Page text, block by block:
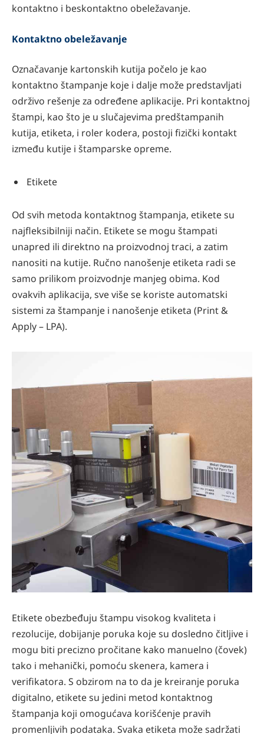
kontaktno i beskontaktno obeležavanje.
Kontaktno obeležavanje
Označavanje kartonskih kutija počelo je kao
kontaktno štampanje koje i dalje može predstavljati
održivo rešenje za određene aplikacije. Pri kontaktnoj
štampi, kao što je u slučajevima predštampanih
kutija, etiketa, i roler kodera, postoji fizički kontakt
između kutije i štamparske opreme.
Etikete
Od svih metoda kontaktnog štampanja, etikete su
najfleksibilniji način. Etikete se mogu štampati
unapred ili direktno na proizvodnoj traci, a zatim
nanositi na kutije. Ručno nanošenje etiketa radi se
samo prilikom proizvodnje manjeg obima. Kod
ovakvih aplikacija, sve više se koriste automatski
sistemi za štampanje i nanošenje etiketa (Print &
Apply – LPA).
Etikete obezbeđuju štampu visokog kvaliteta i
rezolucije, dobijanje poruka koje su dosledno čitljive i
mogu biti precizno pročitane kako manuelno (čovek)
tako i mehanički, pomoću skenera, kamera i
verifikatora. S obzirom na to da je kreiranje poruka
digitalno, etikete su jedini metod kontaktnog
štampanja koji omogućava korišćenje pravih
promenljivih podataka. Svaka etiketa može sadržati